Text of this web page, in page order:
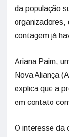
da população
organizadores,
contagem já
Ariana Paim,
Nova Aliança
explica que a
em contato
O interesse da